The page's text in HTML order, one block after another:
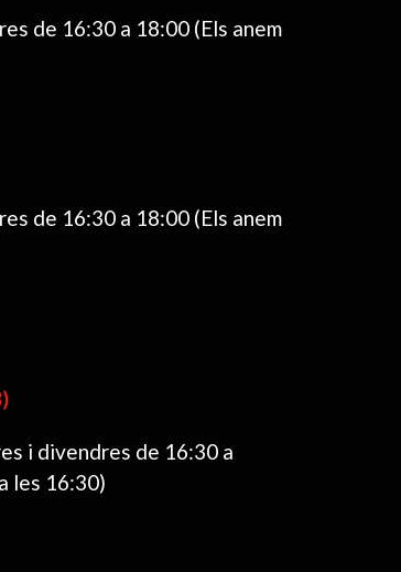
de 16:30 a 18:00 (Els anem
de 16:30 a 18:00 (Els anem
i divendres de 16:30 a
les 16:30)